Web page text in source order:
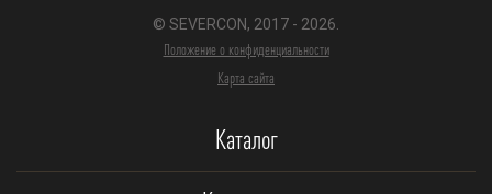
© SEVERCON, 2017 - 2026.
Положение о конфиденциальности
Карта сайта
Каталог